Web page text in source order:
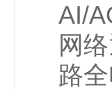
AI/
网
路